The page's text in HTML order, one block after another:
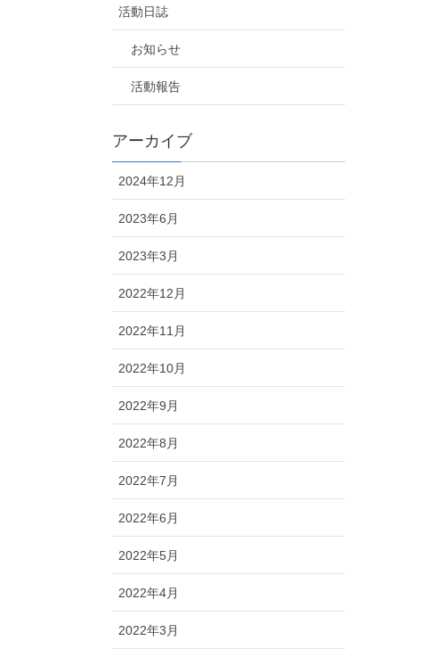
活動日誌
お知らせ
活動報告
アーカイブ
2024年12月
2023年6月
2023年3月
2022年12月
2022年11月
2022年10月
2022年9月
2022年8月
2022年7月
2022年6月
2022年5月
2022年4月
2022年3月